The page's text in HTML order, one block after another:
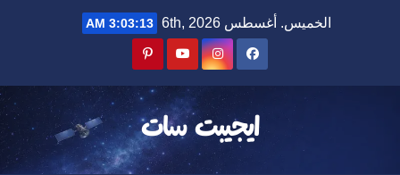
الخميس. أغسطس 6th, 2026 3:03:13 AM
ايجيبت سات